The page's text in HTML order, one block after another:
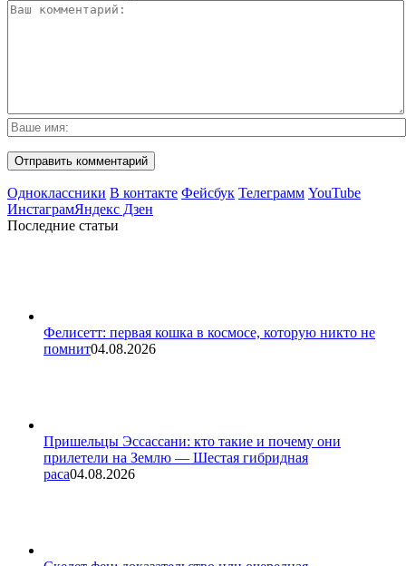
Одноклассники В контакте Фейсбук Телеграмм YouTube
ИнстаграмЯндекс Дзен
Последние статьи
Фелисетт: первая кошка в космосе, которую никто не
помнит04.08.2026
Пришельцы Эссассани: кто такие и почему они
прилетели на Землю — Шестая гибридная
раса04.08.2026